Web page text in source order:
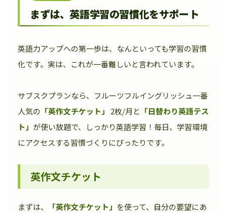
まずは、英語学習の習慣化をサポート
英語力アップへの第一歩は、なんといっても学習の習慣
化です。実は、これが一番難しいと言われています。
サブスクプランなら、フルーツフルイングリッシュ一番
人気の 「英作文チケット」 2枚/月と 「日替わり英語テス
ト」 が使い放題で、しっかり英語学習！毎日、学習環境
にアクセスする習慣づくりにぴったりです。
英作文チケット
まずは、 「英作文チケット」 を使って、自分の要望にあ